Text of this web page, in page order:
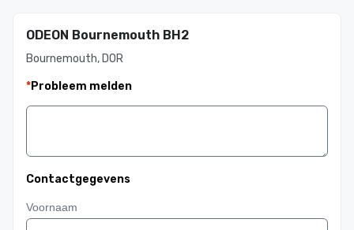
ODEON Bournemouth BH2
Bournemouth, DOR
*Probleem melden
Contactgegevens
Voornaam